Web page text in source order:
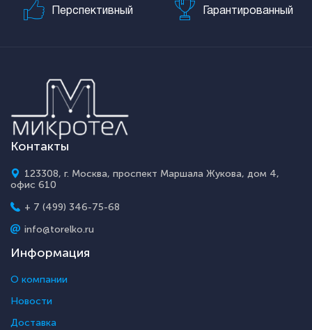
Перспективный Гарантированный
Контакты
123308, г. Москва, проспект Маршала Жукова, дом 4,
офис 610
+ 7 (499) 346-75-68
info@torelko.ru
Информация
О компании
Новости
Доставка